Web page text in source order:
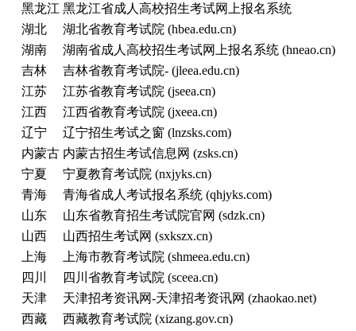
黑龙江 黑龙江省成人高校招生考试网上报名系统
湖北
湖北省教育考试院 (hbea.edu.cn)
湖南
湖南省成人高校招生考试网上报名系统 (hneao.cn)
吉林
吉林省教育考试院- (jleea.edu.cn)
江苏
江苏省教育考试院 (jseea.cn)
江西
江西省教育考试院 (jxeea.cn)
辽宁
辽宁招生考试之窗 (lnzsks.com)
内蒙古 内蒙古招生考试信息网 (zsks.cn)
宁夏
宁夏教育考试院 (nxjyks.cn)
青海
青海省成人考试报名系统 (qhjyks.com)
山东
山东省教育招生考试院官网 (sdzk.cn)
山西
山西招生考试网 (sxkszx.cn)
上海
上海市教育考试院 (shmeea.edu.cn)
四川
四川省教育考试院 (sceea.cn)
天津
天津招考资讯网-天津招考资讯网 (zhaokao.net)
西藏
西藏教育考试院 (xizang.gov.cn)